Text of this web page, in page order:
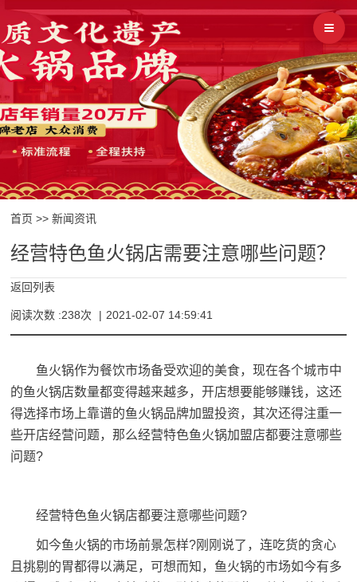
首页 >>新闻资讯
经营特色鱼火锅店需要注意哪些问题？
返回列表
阅读次数 :238次 | 2021-02-07 14:59:41
鱼火锅作为餐饮市场备受欢迎的美食，现在各个城市中
的鱼火锅店数量都变得越来越多，开店想要能够赚钱，这还
得选择市场上靠谱的鱼火锅品牌加盟投资，其次还得注重一
些开店经营问题，那么经营特色鱼火锅加盟店都要注意哪些
问题?
经营特色鱼火锅店都要注意哪些问题?
如今鱼火锅的市场前景怎样?刚刚说了，连吃货的贪心
且挑剔的胃都得以满足，可想而知，鱼火锅的市场如今有多